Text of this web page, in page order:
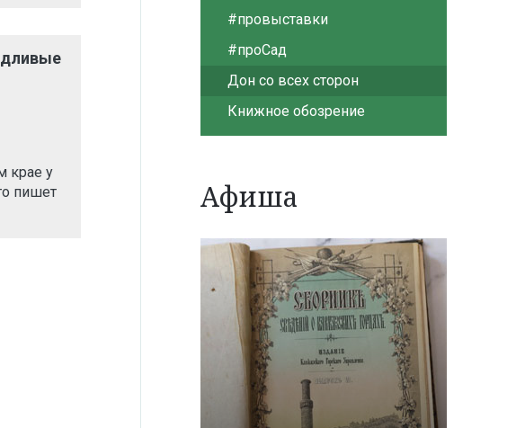
крае у
пишет
#провыставки
#проСад
Дон со всех сторон
Книжное обозрение
Афиша